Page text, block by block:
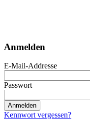
Anmelden
E-Mail-Addresse
Passwort
Anmelden
Kennwort vergessen?